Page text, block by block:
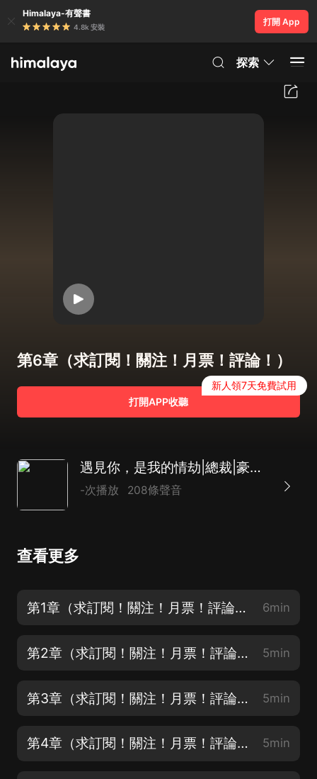
Himalaya-有聲書
4.8k 安裝
打開 App
探索
第6章（求訂閱！關注！月票！評論！）
打開APP收聽
新人領7天免費試用
遇見你，是我的情劫|總裁|豪門|虐戀|帶球跑|AI多播
-次播放 208條聲音
查看更多
第1章（求訂閱！關注！月票！評論！） 6min
第2章（求訂閱！關注！月票！評論！） 5min
第3章（求訂閱！關注！月票！評論！） 5min
第4章（求訂閱！關注！月票！評論！） 5min